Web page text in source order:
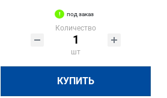
под заказ
Количество
шт
КУПИТЬ